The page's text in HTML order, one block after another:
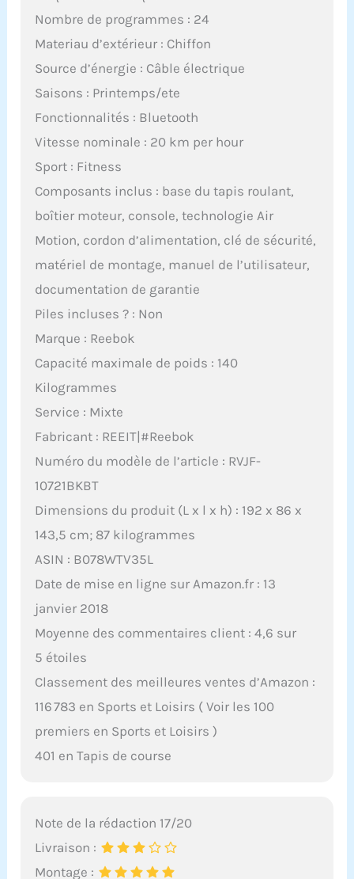
Nombre de programmes : 24
Materiau d’extérieur : Chiffon
Source d’énergie : Câble électrique
Saisons : Printemps/ete
Fonctionnalités : Bluetooth
Vitesse nominale : 20 km per hour
Sport : Fitness
Composants inclus : base du tapis roulant,
boîtier moteur, console, technologie Air
Motion, cordon d’alimentation, clé de sécurité,
matériel de montage, manuel de l’utilisateur,
documentation de garantie
Piles incluses ? : Non
Marque : Reebok
Capacité maximale de poids : 140
Kilogrammes
Service : Mixte
Fabricant : REEIT|#Reebok
Numéro du modèle de l’article : RVJF-
10721BKBT
Dimensions du produit (L x l x h) : 192 x 86 x
143,5 cm; 87 kilogrammes
ASIN : B078WTV35L
Date de mise en ligne sur Amazon.fr : 13
janvier 2018
Moyenne des commentaires client : 4,6 sur
5 étoiles
Classement des meilleures ventes d’Amazon :
116 783 en Sports et Loisirs ( Voir les 100
premiers en Sports et Loisirs )
401 en Tapis de course
Note de la rédaction 17/20
Livraison :
Montage :